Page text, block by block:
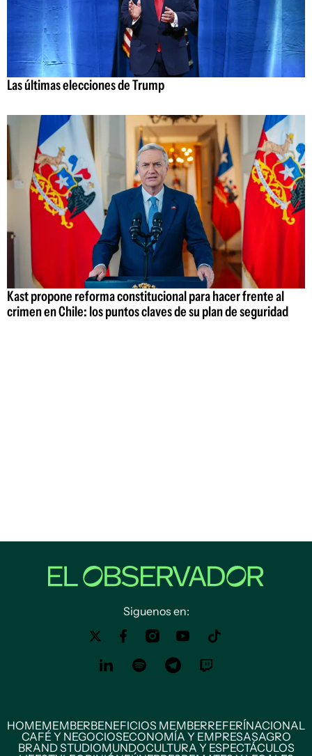
Las últimas elecciones de Trump
Kast propone reforma constitucional para hacer frente al
crimen en Chile: los puntos claves de su plan de seguridad
Siguenos en:
HOMEMEMBERBENEFICIOS MEMBERREFERÍNACIONAL
CAFÉ Y NEGOCIOSECONOMÍA Y EMPRESASAGRO
BRAND STUDIOMUNDOCULTURA Y ESPECTÁCULOS